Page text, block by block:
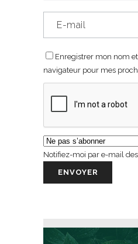
Enregistrer mon nom
navigateur pour mes
Notifiez-moi par e-mail